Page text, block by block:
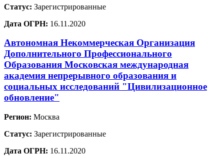
Статус: Зарегистрированные
Дата ОГРН: 16.11.2020
Автономная Некоммерческая Организация
Дополнительного Профессионального
Образования Московская международная
академия непрерывного образования и
социальных исследований "Цивилизационное
обновление"
Регион: Москва
Статус: Зарегистрированные
Дата ОГРН: 16.11.2020